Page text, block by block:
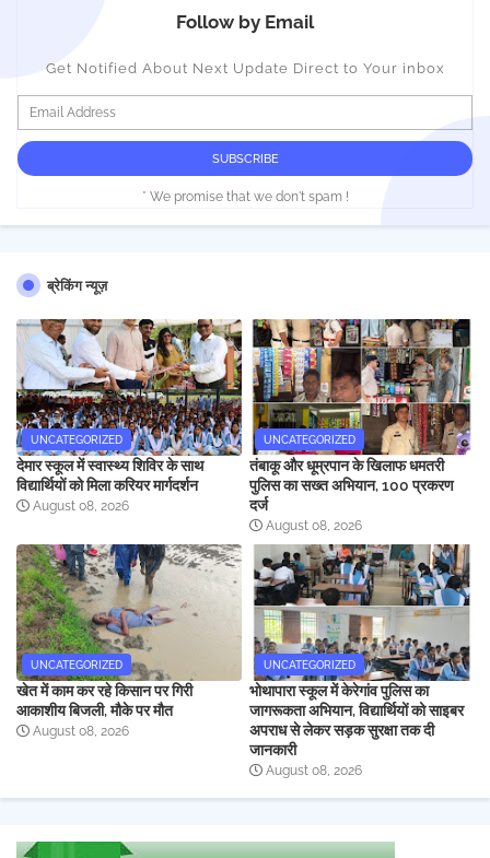
Follow by Email
Get Notified About Next Update Direct to Your inbox
* We promise that we don't spam !
ब्रेकिंग न्यूज़
UNCATEGORIZED
देमार स्कूल में स्वास्थ्य शिविर के साथ
विद्यार्थियों को मिला करियर मार्गदर्शन
August 08, 2026
UNCATEGORIZED
तंबाकू और धूम्रपान के खिलाफ धमतरी
पुलिस का सख्त अभियान, 100 प्रकरण
दर्ज
August 08, 2026
UNCATEGORIZED
खेत में काम कर रहे किसान पर गिरी
आकाशीय बिजली, मौके पर मौत
August 08, 2026
UNCATEGORIZED
भोथापारा स्कूल में केरेगांव पुलिस का
जागरूकता अभियान, विद्यार्थियों को साइबर
अपराध से लेकर सड़क सुरक्षा तक दी
जानकारी
August 08, 2026